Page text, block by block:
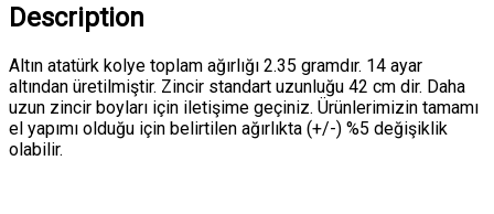
Description
Altın atatürk kolye toplam ağırlığı 2.35 gramdır. 14 ayar
altından üretilmiştir. Zincir standart uzunluğu 42 cm dir. Daha
uzun zincir boyları için iletişime geçiniz. Ürünlerimizin tamamı
el yapımı olduğu için belirtilen ağırlıkta (+/-) %5 değişiklik
olabilir.